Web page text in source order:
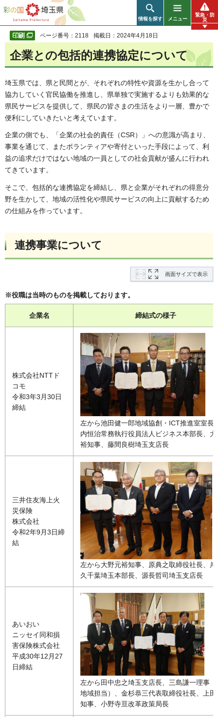
彩の国 埼玉県
情報を探す メニュー
緊急・防
災
ページ番号：2118 掲載日：2024年4月18日
企業との包括的連携協定について
埼玉県では、県と民間とが、それぞれの特性や資源を生かし合って
協力していく官民協働を推進し、県単独で実施するよりも効果的な
県民サービスを提供して、県民の皆さまの生活をより一層、豊かで
便利にしていきたいと考えています。
企業の側でも、「企業の社会的責任（CSR）」への意識が高まり、
事業を通じて、またボランティアや寄付といった手段によって、利
益の追求だけではない地域の一員としての社会貢献が盛んに行われ
てきています。
そこで、包括的な連携協定を締結し、県と企業がそれぞれの得意分
野を生かして、地域の活性化や県民サービスの向上に貢献するため
の仕組みを作っています。
連携事業について
画面サイズで表示
※役職は当時のものを掲載しております。
企業名 締結式の様子
株式会社NTTド
コモ
令和3年3月30日
締結
左から池田健一郎地域協創・ICT推進室室長
内恒治常務執行役員法人ビジネス本部長、大
裕知事、藤間良樹埼玉支店長
三井住友海上火
災保険
株式会社
令和2年9月3日締
結
左から大野元裕知事、原典之取締役社長、岸
久千葉埼玉本部長、源長哲司埼玉支店長
あいおい
ニッセイ同和損
害保険株式会社
平成30年12月27
日締結
左から田中忠之埼玉支店長、三島謙一理事（
地域担当）、金杉恭三代表取締役社長、上田
知事、小野寺亘改革政策局長